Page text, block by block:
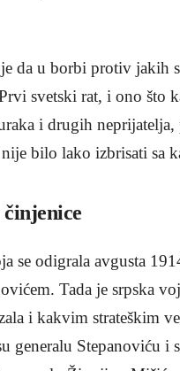
da u borbi protiv jakih
svetski rat, i ono što
i drugih neprijatelja,
bilo lako izbrisati sa
se odigrala avgusta
Tada je srpska
i kakvim strateškim
generalu Stepanoviću i